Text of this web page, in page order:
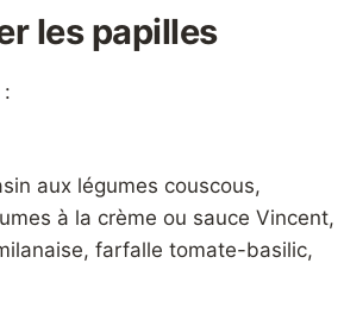
les papilles
aux légumes couscous,
à la crème ou sauce Vincent,
farfalle tomate-basilic,